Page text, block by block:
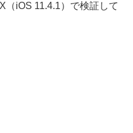
（iOS 11.4.1）で検証して